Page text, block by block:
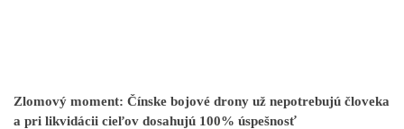
Zlomový moment: Čínske bojové drony už nepotrebujú človeka
a pri likvidácii cieľov dosahujú 100% úspešnosť